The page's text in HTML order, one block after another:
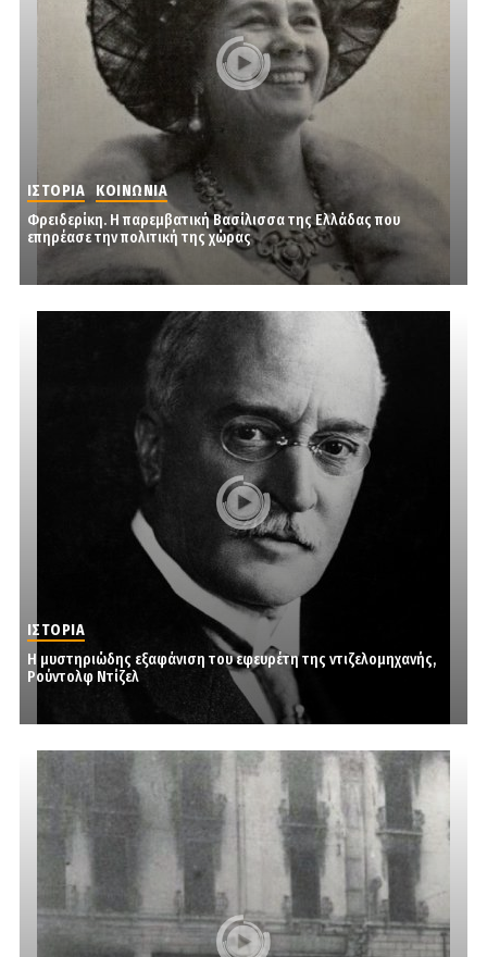
ΙΣΤΟΡΙΑ
ΚΟΙΝΩΝΙΑ
Φρειδερίκη. Η παρεμβατική Βασίλισσα της Ελλάδας που
επηρέασε την πολιτική της χώρας
ΙΣΤΟΡΙΑ
Η μυστηριώδης εξαφάνιση του εφευρέτη της ντιζελομηχανής,
Ρούντολφ Ντίζελ